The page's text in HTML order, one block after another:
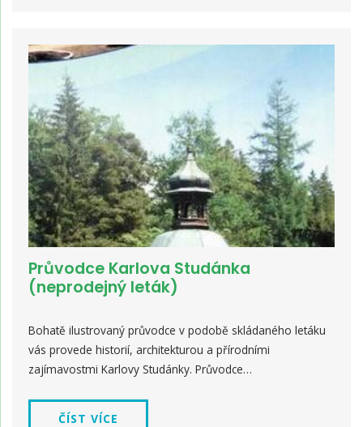
Průvodce Karlova Studánka
(neprodejný leták)
Bohatě ilustrovaný průvodce v podobě skládaného letáku
vás provede historií, architekturou a přírodními
zajímavostmi Karlovy Studánky. Průvodce…
ČÍST VÍCE